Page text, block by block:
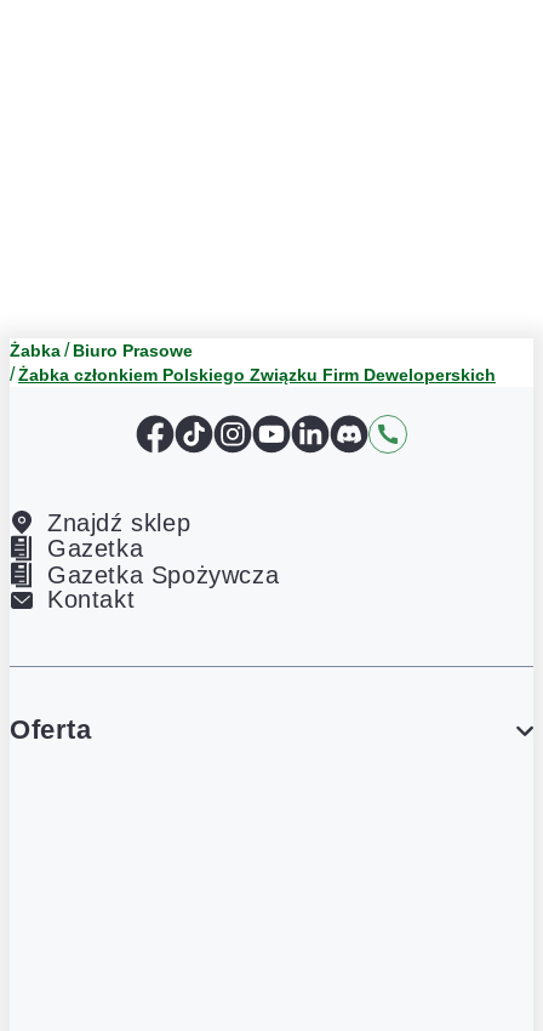
Żabka
Biuro Prasowe
Żabka członkiem Polskiego Związku Firm Deweloperskich
Facebook
TikTokInstagram
YouTubeLinkedIn
Discord
Znajdź sklep
Gazetka
Gazetka Spożywcza
Kontakt
Oferta